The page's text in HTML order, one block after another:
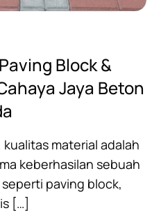
Block &
Jaya Beton
material adalah
keberhasilan sebuah
paving block,
[…]